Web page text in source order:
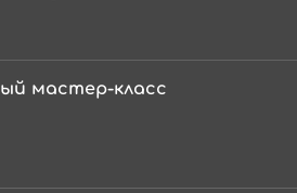
мастер-класс